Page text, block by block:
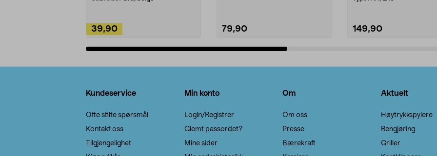
39,90 79,90 149,90
Kundeservice
Ofte stilte spørsmål
Kontakt oss
Tilgjengelighet
Min konto
Login/Registrer
Glemt passordet?
Mine sider
Om
Om oss
Presse
Bærekraft
Aktuelt
Høytrykkspylere
Rengjøring
Griller